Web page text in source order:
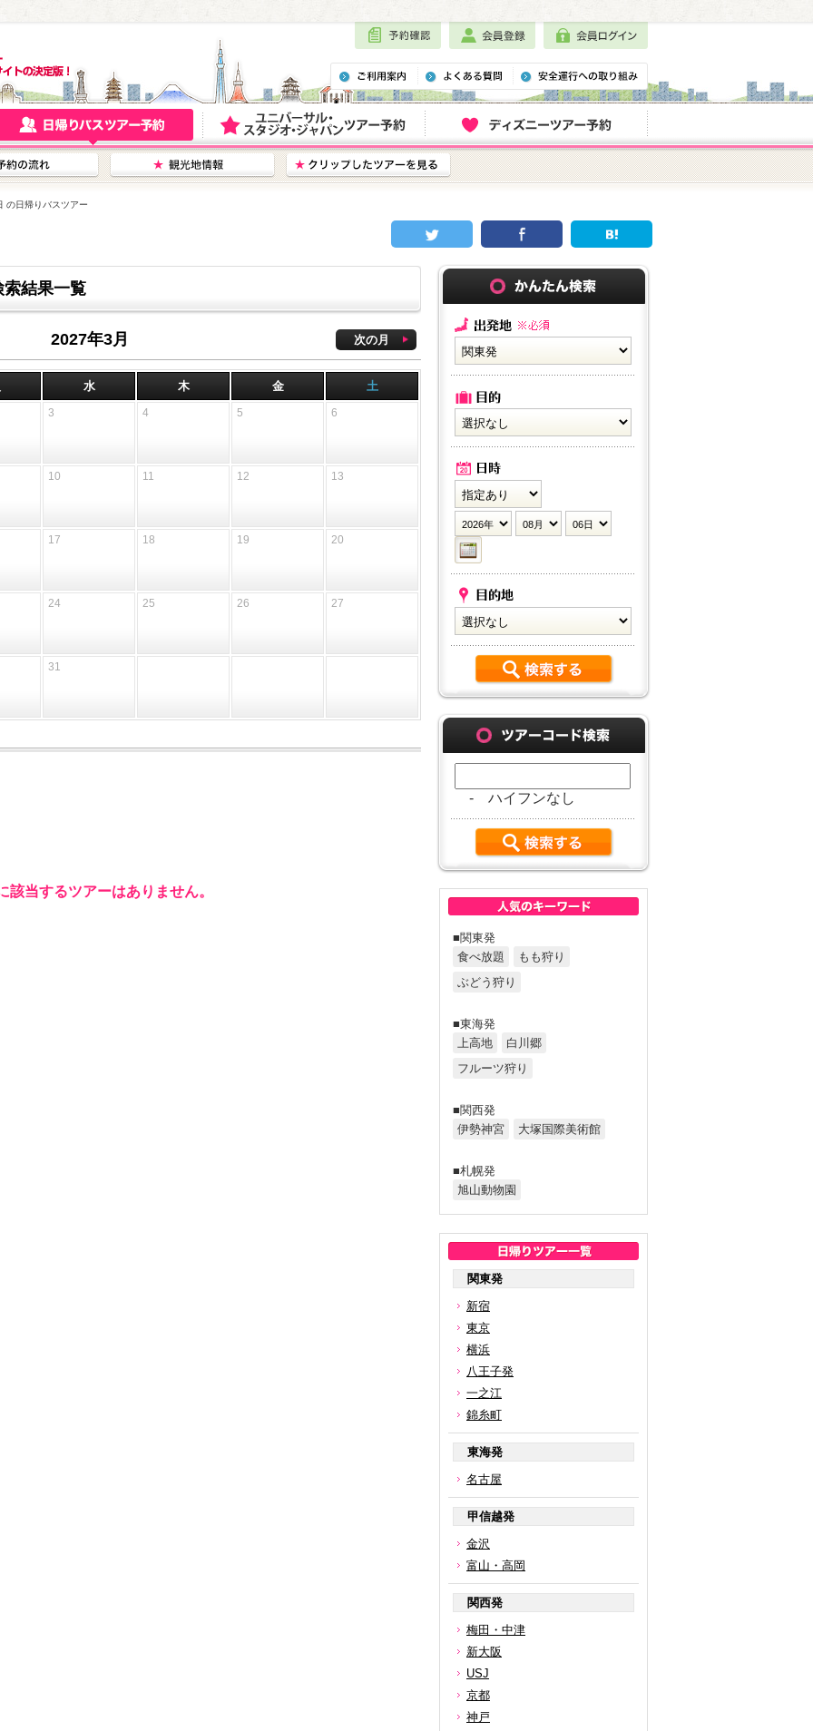
の日帰りバスツアー
- ハイフンなし
■関東発
食べ放題
もも狩り
ぶどう狩り
■東海発
上高地
白川郷
フルーツ狩り
■関西発
伊勢神宮
大塚国際美術館
■札幌発
旭山動物園
関東発
新宿
東京
横浜
八王子発
一之江
錦糸町
東海発
名古屋
甲信越発
金沢
富山・高岡
関西発
梅田・中津
新大阪
USJ
京都
神戸
結果一覧
次の月
2027年3月
水 木 金 土
3 4 5 6
10 11 12 13
17 18 19 20
24 25 26 27
31
該当するツアーはありません。